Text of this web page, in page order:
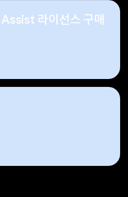
라이선스 구매